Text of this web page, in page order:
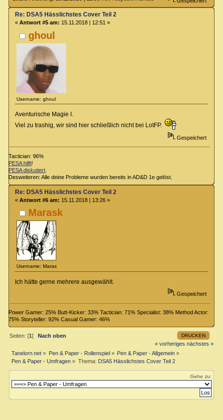
ghoul
Username: ghoul
Re: DSA5 Hässlichstes Cover Teil 2
« Antwort #5 am: 15.11.2018 | 12:51 »
Aventurische Magie I.
Viel zu trashig, wir sind hier schließlich nicht bei LotFP.
Gespeichert
Tactician: 96%
PESA hilft!
PESA diskutiert
Desweiteren: Alle deine Probleme wurden bereits in AD&D 1e gelöst.
Marask
Username: Maras
Re: DSA5 Hässlichstes Cover Teil 2
« Antwort #6 am: 15.11.2018 | 13:26 »
Ich hätte gerne mehrere ausgewählt.
Gespeichert
Power Gamer: 25% Butt-Kicker: 33% Tactician: 71% Specialist: 38% Method Actor:
75% Storyteller: 92% Casual Gamer: 46%
DRUCKEN
Seiten: [1]
Nach oben
« vorheriges nächstes »
Tanelorn.net » Pen & Paper - Rollenspiel» Pen & Paper - Allgemein »
Pen & Paper - Umfragen » Thema: DSA5 Hässlichstes Cover Teil 2
Gehe zu: